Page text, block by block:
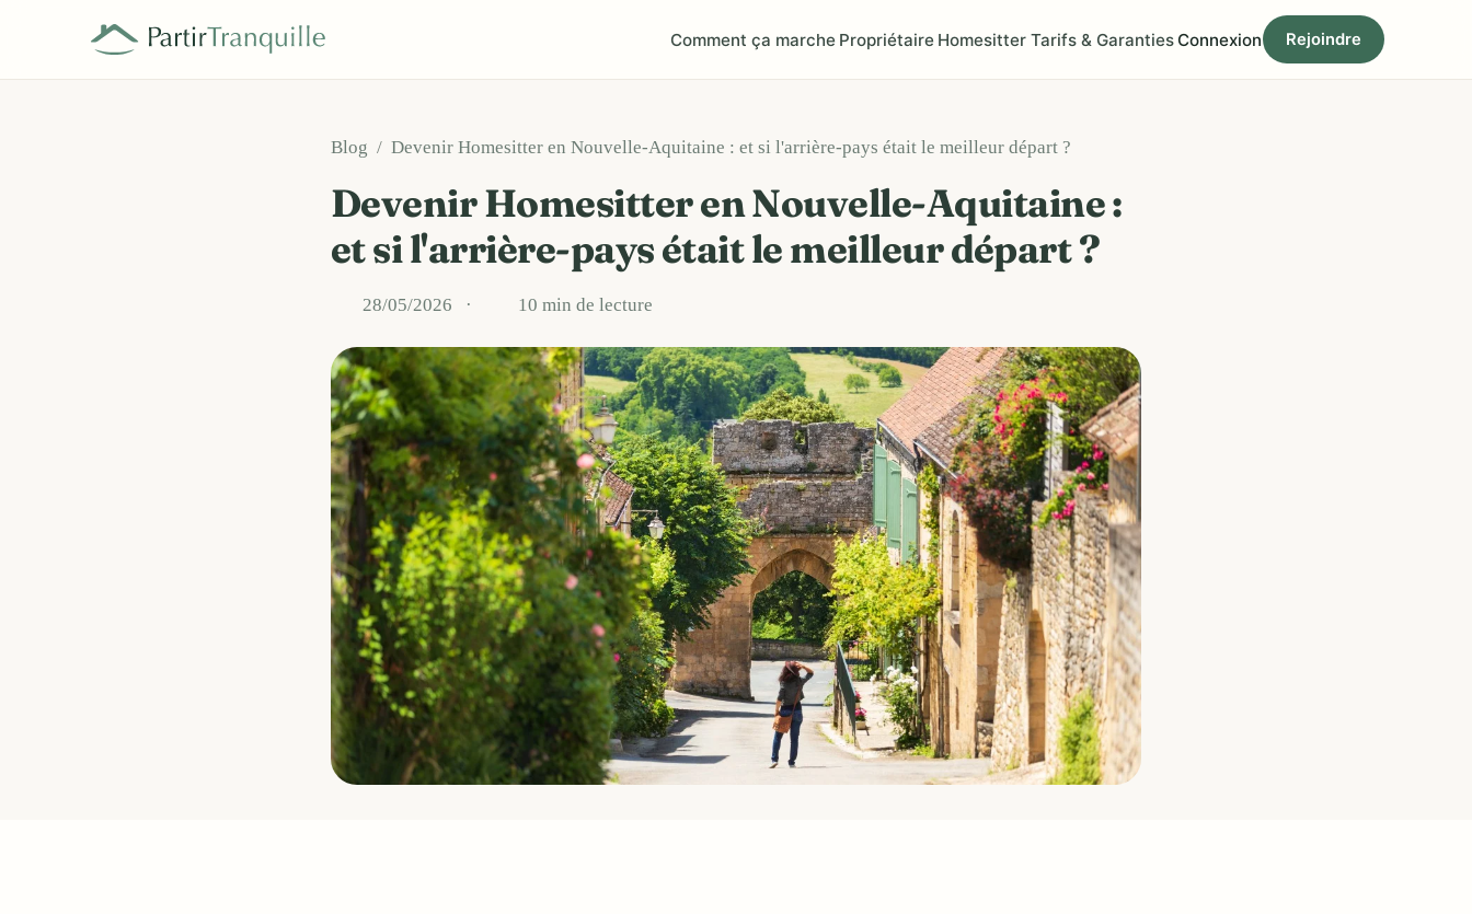
Comment ça marche Propriétaire Homesitter Tarifs & GarantiesConnexion Rejoindre
Blog Devenir Homesitter en Nouvelle-Aquitaine : et si l'arrière-pays était le meilleur départ ?
Devenir Homesitter en Nouvelle-Aquitaine :
et si l'arrière-pays était le meilleur départ ?
28/05/2026 · 10 min de lecture